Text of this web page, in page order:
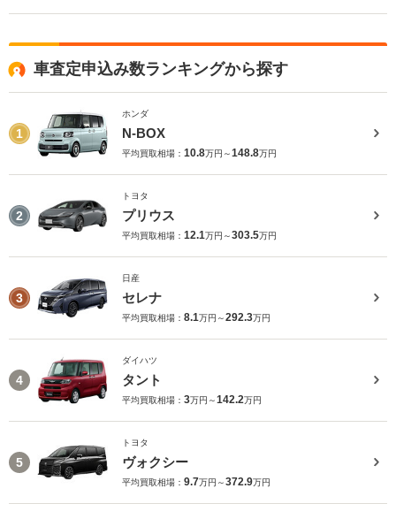
車査定申込み数ランキングから探す
1
ホンダ
N-BOX
平均買取相場： 10.8万円～148.8万円
2
トヨタ
プリウス
平均買取相場： 12.1万円～303.5万円
3
日産
セレナ
平均買取相場： 8.1万円～292.3万円
4
ダイハツ
タント
平均買取相場： 3万円～142.2万円
5
トヨタ
ヴォクシー
平均買取相場： 9.7万円～372.9万円